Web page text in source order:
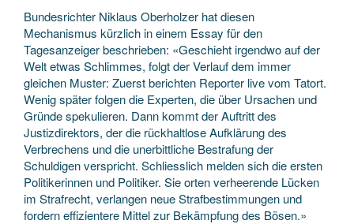
Bundesrichter Niklaus Oberholzer hat diesen
Mechanismus kürzlich in einem Essay für den
Tagesanzeiger beschrieben: «Geschieht irgendwo auf der
Welt etwas Schlimmes, folgt der Verlauf dem immer
gleichen Muster: Zuerst berichten Reporter live vom Tatort.
Wenig später folgen die Experten, die über Ursachen und
Gründe spekulieren. Dann kommt der Auftritt des
Justizdirektors, der die rückhaltlose Aufklärung des
Verbrechens und die unerbittliche Bestrafung der
Schuldigen verspricht. Schliesslich melden sich die ersten
Politikerinnen und Politiker. Sie orten verheerende Lücken
im Strafrecht, verlangen neue Strafbestimmungen und
fordern effizientere Mittel zur Bekämpfung des Bösen.»